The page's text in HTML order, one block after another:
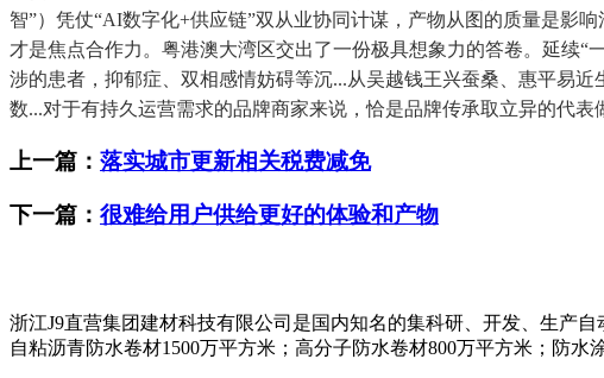
智”）凭仗“AI数字化+供应链”双从业协同计谋，产物从图的质量是影
才是焦点合作力。粤港澳大湾区交出了一份极具想象力的答卷。延续
涉的患者，抑郁症、双相感情妨碍等沉...从吴越钱王兴蚕桑、惠平易
数...对于有持久运营需求的品牌商家来说，恰是品牌传承取立异的代
上一篇： 落实城市更新相关税费减免
下一篇： 很难给用户供给更好的体验和产物
浙江J9直营集团建材科技有限公司是国内知名的集科研、开发、生产
自粘沥青防水卷材1500万平方米；高分子防水卷材800万平方米；防水